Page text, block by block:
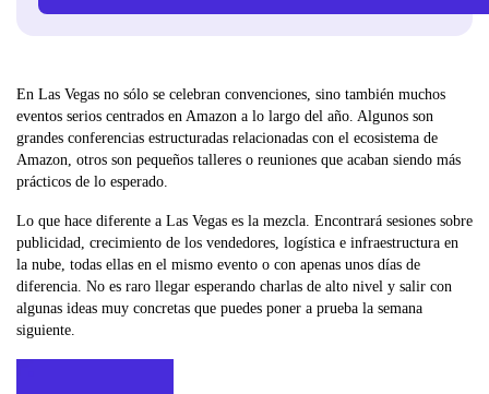
En Las Vegas no sólo se celebran convenciones, sino también muchos
eventos serios centrados en Amazon a lo largo del año. Algunos son
grandes conferencias estructuradas relacionadas con el ecosistema de
Amazon, otros son pequeños talleres o reuniones que acaban siendo más
prácticos de lo esperado.
Lo que hace diferente a Las Vegas es la mezcla. Encontrará sesiones sobre
publicidad, crecimiento de los vendedores, logística e infraestructura en
la nube, todas ellas en el mismo evento o con apenas unos días de
diferencia. No es raro llegar esperando charlas de alto nivel y salir con
algunas ideas muy concretas que puedes poner a prueba la semana
siguiente.